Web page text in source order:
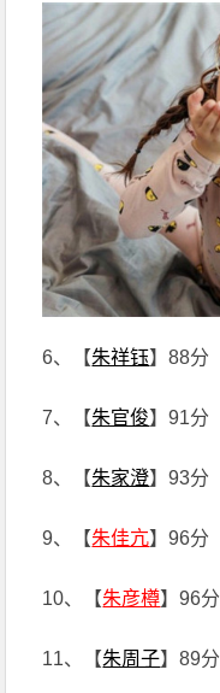
6、【朱祥钰】88分
7、【朱官俊】91分
8、【朱家澄】93分
9、【朱佳亢】96分
10、【朱彦樽】96分
11、【朱周子】89分